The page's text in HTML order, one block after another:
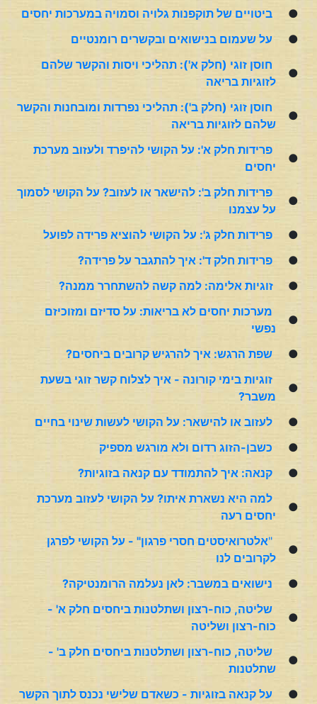
●
ביטויים של תוקפנות גלויה וסמויה במערכות יחסים
●
על שעמום בנישואים ובקשרים רומנטיים
●
חוסן זוגי (חלק א'): תהליכי ויסות והקשר שלהם
לזוגיות בריאה
●
חוסן זוגי (חלק ב'): תהליכי נפרדות ומובחנות והקשר
שלהם לזוגיות בריאה
●
פרידות חלק א': על הקושי להיפרד ולעזוב מערכת
יחסים
●
פרידות חלק ב': להישאר או לעזוב? על הקושי לסמוך
על עצמנו
●
פרידות חלק ג': על הקושי להוציא פרידה לפועל
●
פרידות חלק ד': איך להתגבר על פרידה?
●
זוגיות אלימה: למה קשה להשתחרר ממנה?
●
מערכות יחסים לא בריאות: על סדיזם ומזוכיזם
נפשי
●
שפת הרגש: איך להרגיש קרובים ביחסים?
●
זוגיות בימי קורונה - איך לצלוח קשר זוגי בשעת
משבר?
●
לעזוב או להישאר: על הקושי לעשות שינוי בחיים
●
כשבן-הזוג רדום ולא מורגש מספיק
●
קנאה: איך להתמודד עם קנאה בזוגיות?
●
למה היא נשארת איתו? על הקושי לעזוב מערכת
יחסים רעה
●
"אלטרואיסטים חסרי פרגון" - על הקושי לפרגן
לקרובים לנו
●
נישואים במשבר: לאן נעלמה הרומנטיקה?
●
שליטה, כוח-רצון ושתלטנות ביחסים חלק א' -
כוח-רצון ושליטה
●
שליטה, כוח-רצון ושתלטנות ביחסים חלק ב' -
שתלטנות
●
על קנאה בזוגיות - כשאדם שלישי נכנס לתוך הקשר